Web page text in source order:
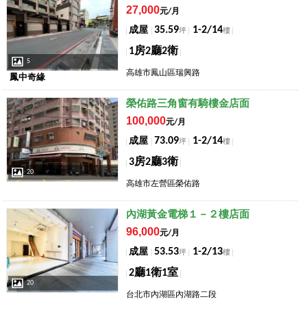
5
鳳中奇緣
27,000元/月
成屋 35.59坪 1-2/14樓
1房2廳2衛
高雄市鳳山區瑞興路
店長推薦
20
榮佑路三角窗有騎樓金店面
100,000元/月
成屋 73.09坪 1-2/14樓
3房2廳3衛
高雄市左營區榮佑路
店長推薦
20
內湖黃金電梯１－２樓店面
96,000元/月
成屋 53.53坪 1-2/13樓
2廳1衛1室
台北市內湖區內湖路二段